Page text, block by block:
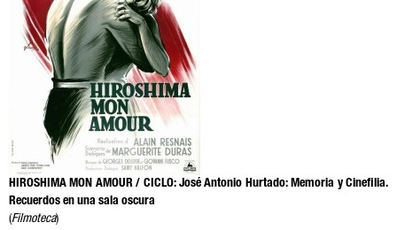
HIROSHIMA MON AMOUR / CICLO: José Antonio Hurtado: Memoria y Cinefilia.
Recuerdos en una sala oscura
(Filmoteca)